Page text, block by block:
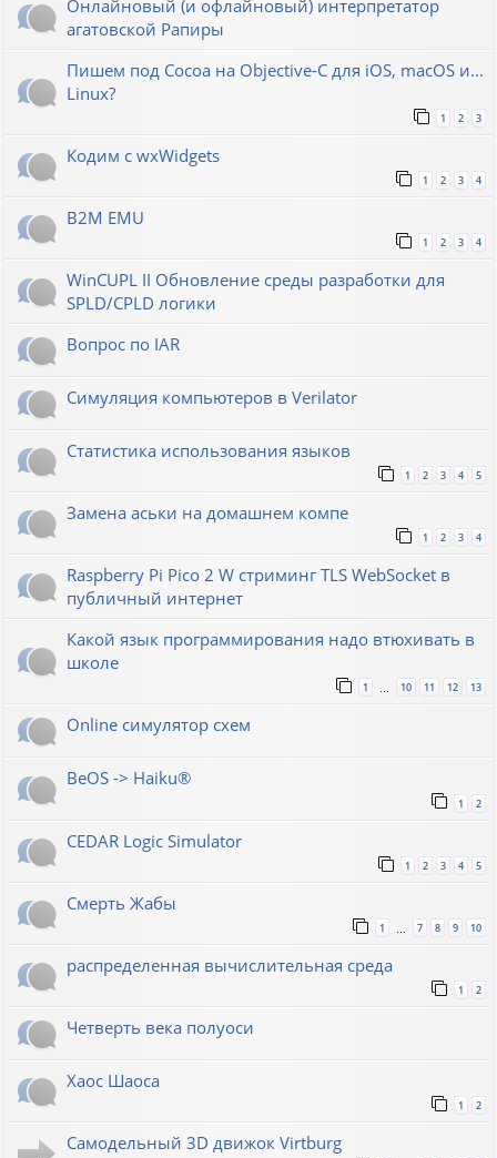
Онлайновый (и офлайновый) интерпретатор
агатовской Рапиры
Пишем под Cocoa на Objective-C для iOS, macOS и...
Linux?
1 2 3
Кодим с wxWidgets
1 2 3 4
B2M EMU
1 2 3 4
WinCUPL II Обновление среды разработки для
SPLD/CPLD логики
Вопрос по IAR
Симуляция компьютеров в Verilator
Статистика использования языков
1 2 3 4 5
Замена аськи на домашнем компе
1 2 3 4
Raspberry Pi Pico 2 W стриминг TLS WebSocket в
публичный интернет
Какой язык программирования надо втюхивать в
школе
1 … 10 11 12 13
Online симулятор схем
BeOS -> Haiku®
1 2
CEDAR Logic Simulator
1 2 3 4 5
Смерть Жабы
1 7 8 9 10
распределенная вычислительная среда
1 2
Четверть века полуоси
Хаос Шаоса
1 2
Самодельный 3D движок Virtburg